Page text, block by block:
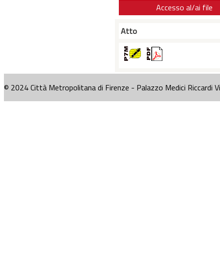
Accesso al/ai file
Atto
© 2024 Città Metropolitana di Firenze - Palazzo Medici Riccardi